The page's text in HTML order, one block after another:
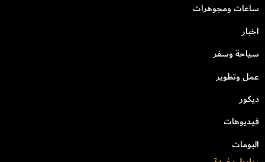
ساعات ومجوهرات
اخبار
سياحة وسفر
عمل وتطوير
ديكور
فيديوهات
البومات